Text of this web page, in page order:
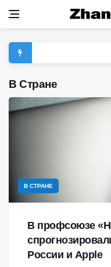
В Стране
В СТРАНЕ
В профсоюзе
России и Apple